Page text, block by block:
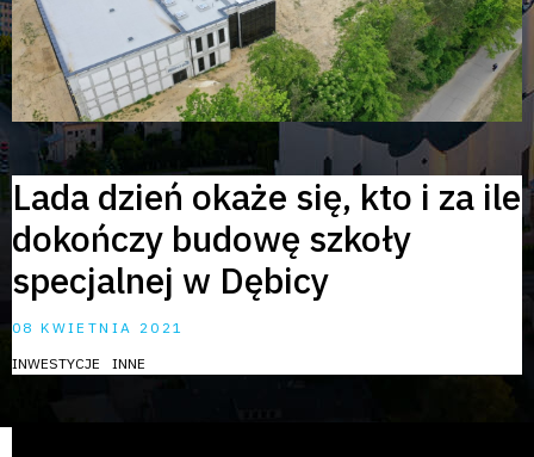
Lada dzień okaże się, kto i za ile
dokończy budowę szkoły
specjalnej w Dębicy
08 KWIETNIA 2021
INWESTYCJE
INNE